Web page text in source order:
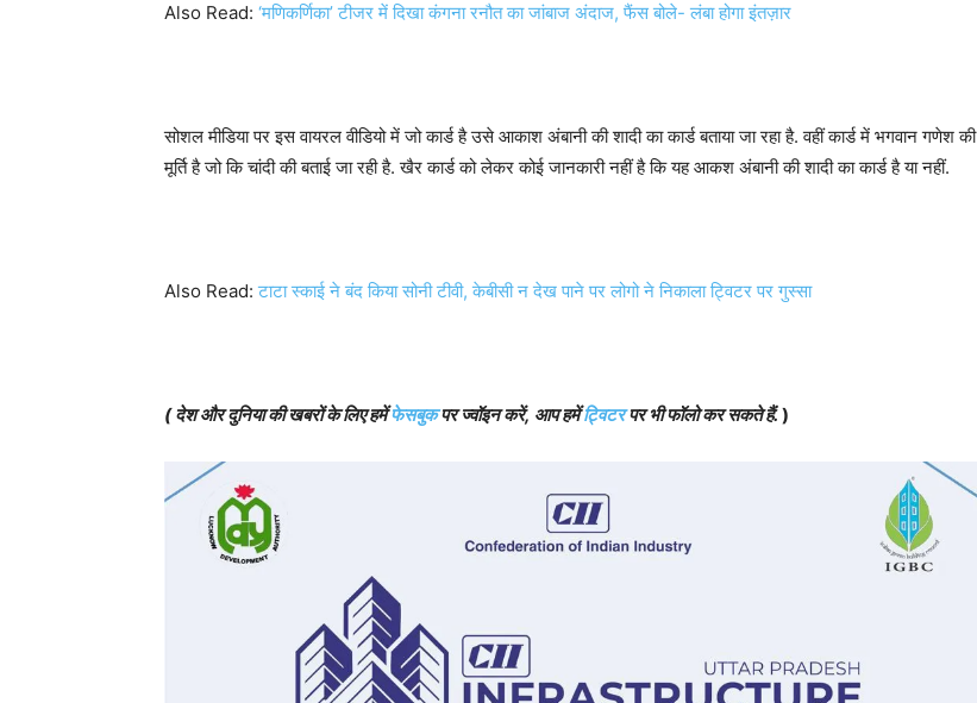
Also Read: ‘मणिकर्णिका’ टीजर में दिखा कंगना रनौत का जांबाज अंदाज, फैंस बोले- लंबा होगा इंतज़ार
सोशल मीडिया पर इस वायरल वीडियो में जो कार्ड है उसे आकाश अंबानी की शादी का कार्ड बताया जा रहा है. वहीं कार्ड में भगवान गणेश की
मूर्ति है जो कि चांदी की बताई जा रही है. खैर कार्ड को लेकर कोई जानकारी नहीं है कि यह आकश अंबानी की शादी का कार्ड है या नहीं.
Also Read:टाटा स्काई ने बंद किया सोनी टीवी, केबीसी न देख पाने पर लोगो ने निकाला ट्विटर पर गुस्सा
(देश और दुनिया की खबरों के लिए हमेंफेसबुकपर ज्वॉइन करें, आप हमेंट्विटर पर भी फॉलो कर सकते हैं.)